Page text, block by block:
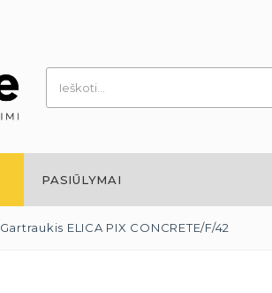
PASIŪLYMAI
Gartraukis ELICA PIX CONCRETE/F/42